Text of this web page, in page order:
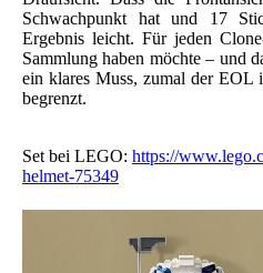
Schwachpunkt hat und 17
Ergebnis leicht. Für jeden
Sammlung haben möchte – und
ein klares Muss, zumal der EOL
begrenzt.
Set bei LEGO: https://
helmet-75349